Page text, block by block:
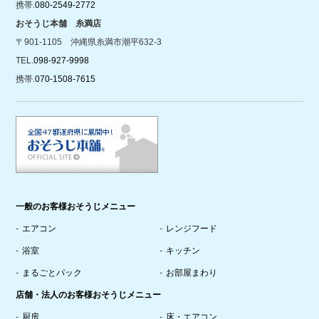
携帯.080-2549-2772
おそうじ本舗 糸満店
〒901-1105 沖縄県糸満市潮平632-3
TEL.098-927-9998
携帯.070-1508-7615
一般のお客様おそうじメニュー
エアコン レンジフード
浴室 キッチン
まるごとパック お部屋まわり
店舗・法人のお客様おそうじメニュー
厨房 床・エアコン